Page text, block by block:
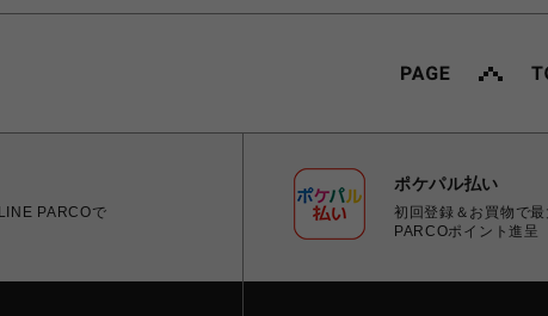
PARCOで
ポケパル払い
初回登録＆お買物で
PARCOポイント進呈